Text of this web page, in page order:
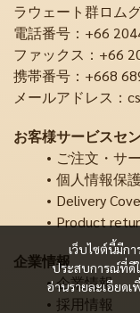
เว็บไซต์นี้มีก
ประสบการณ์ที่ดีใ
อ่านรายละเอียดเ
ラウェート群ロム
電話番号：+66
ファックス：+66
携帯番号：+668
メールアドレス：
お客様サービスセ
ご注文・サ
個人情報保
Delivery
Product
企業情報
企業情報
採用情報